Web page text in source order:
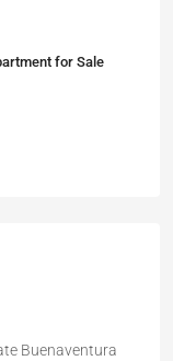
for Sale
Buenaventura